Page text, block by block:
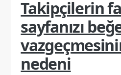
Takipçilerin
sayfanızı
nedeni